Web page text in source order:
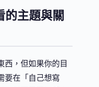
的主題與關
西，但如果你的目
要在「自己想寫